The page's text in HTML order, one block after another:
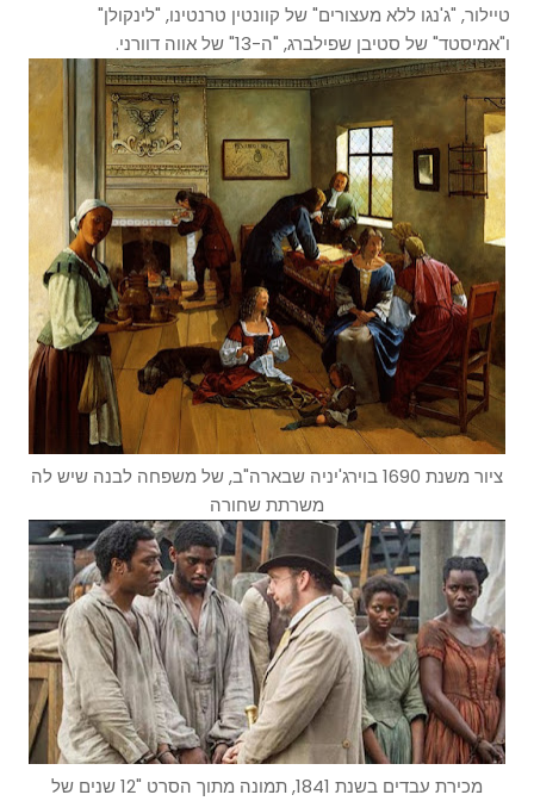
טיילור, "ג'נגו ללא מעצורים" של קוונטין טרנטינו, "לינקולן"
ו"אמיסטד" של סטיבן שפילברג, "ה-13" של אווה דוורני.
ציור משנת 1690 בוירג'יניה שבארה"ב, של משפחה לבנה שיש לה
משרתת שחורה
מכירת עבדים בשנת 1841, תמונה מתוך הסרט "12 שנים של